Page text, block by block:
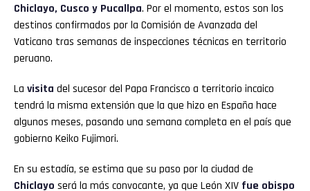
Chiclayo, Cusco y Pucallpa. Por el momento, estos son los
destinos confirmados por la Comisión de Avanzada del
Vaticano tras semanas de inspecciones técnicas en territorio
peruano.
La visita del sucesor del Papa Francisco a territorio incaico
tendrá la misma extensión que la que hizo en España hace
algunos meses, pasando una semana completa en el país que
gobierno Keiko Fujimori.
En su estadía, se estima que su paso por la ciudad de
Chiclayo será la más convocante, ya que León XIV fue obispo